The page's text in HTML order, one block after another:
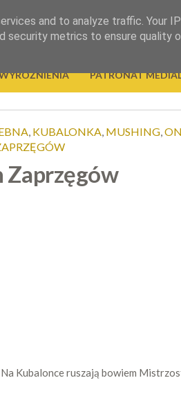
PATRONAT
, KUBALONKA, MUSHING,
Zaprzęgów
Kubalonce ruszają bowiem
and to analyze traffic. Your
security metrics to ensure quality